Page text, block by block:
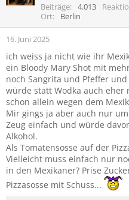
Beiträge
4.013
Ort
Berlin
16. Juni 2025
ich weiss ja nicht wie ihr
ein Bloody Mary Shot mit
noch Sangrita und Pfeffer
würde statt Wodka auch eher
schon allein wegen dem
Mir gings ja aber auch nur
Zeug einfach und würde
Alkohol.
Als Tomatensosse auf der
Vielleicht muss einfach nur
in den Mexikaner? Prise
Pizzasosse mit Schuss...